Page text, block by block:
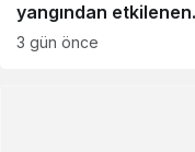
yangından etkilenen
bölgede
3 gün önce